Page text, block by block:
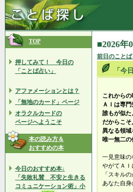
TOP
押してみて！ 今日の
「ことば占い」
アファメーションとは？
「無地のカード」ページ
オラクルカードの
ページへようこそ
本の読み方＆
おすすめの本
今日のおすすめ本↓
「失敗礼賛 不安と生きる
コミュニケーション術」小
■2026年
前日のこと
「今
これからの
ＡＩは専
誰もが似
だからこそ
異なる領域
唯一無二の
一見意味
やがてＡ
「スキル
あなた自身